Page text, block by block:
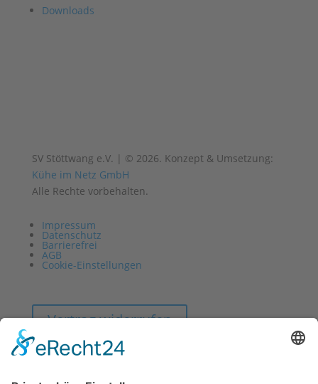
Downloads
SV Stöttwang e.V. | © 2026. Konzept & Umsetzung:
Kühe im Netz GmbH
Alle Rechte vorbehalten.
Impressum
Datenschutz
Barrierefrei
AGB
Cookie-Einstellungen
Vertrag widerrufen
Datenschutz